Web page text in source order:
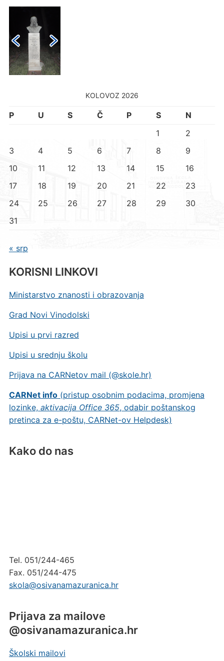
KOLOVOZ 2026
P U S Č P S
N
1
2
3
4 5 6 7 8
9
10
11 12 13 14 15
16
17
18 19 20 21 22
23
24
25 26 27 28 29
30
31
« srp
KORISNI LINKOVI
Ministarstvo znanosti i obrazovanja
Grad Novi Vinodolski
Upisi u prvi razred
Upisi u srednju školu
Prijava na CARNetov mail (@skole.hr)
CARNet info(pristup osobnim podacima, promjena
lozinke, aktivacija Office 365, odabir poštanskog
pretinca za e-poštu, CARNet-ov Helpdesk)
Kako do nas
Tel. 051/244-465
Fax. 051/244-475
skola@osivanamazuranica.hr
Prijava za mailove
@osivanamazuranica.hr
Školski mailovi